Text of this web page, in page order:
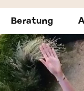
Beratung